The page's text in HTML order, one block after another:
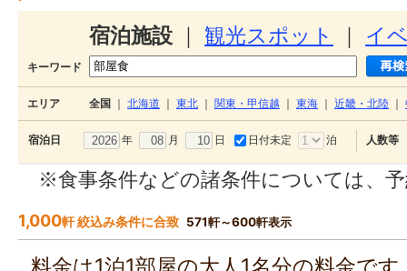
宿泊施設 観光スポット イ
キーワード
エリア 全国 北海道 東北 関東・甲信越 東海 近畿・北陸
宿泊日 年 月 日 日付未定 泊 人数等
※食事条件などの諸条件については、
1,000軒 絞込み条件に合致 571軒～600軒表示